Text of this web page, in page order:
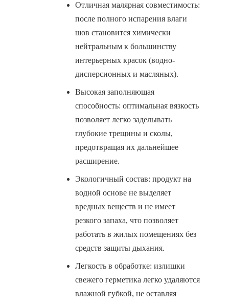
Отличная малярная совместимость:
после полного испарения влаги
шов становится химически
нейтральным к большинству
интерьерных красок (водно-
дисперсионных и масляных).
Высокая заполняющая
способность: оптимальная вязкость
позволяет легко заделывать
глубокие трещины и сколы,
предотвращая их дальнейшее
расширение.
Экологичный состав: продукт на
водной основе не выделяет
вредных веществ и не имеет
резкого запаха, что позволяет
работать в жилых помещениях без
средств защиты дыхания.
Легкость в обработке: излишки
свежего герметика легко удаляются
влажной губкой, не оставляя